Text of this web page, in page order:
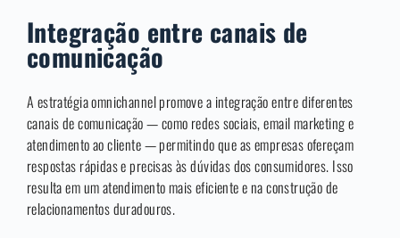
Integração entre canais de
comunicação
A estratégia omnichannel promove a integração entre diferentes
canais de comunicação — como redes sociais, email marketing e
atendimento ao cliente — permitindo que as empresas ofereçam
respostas rápidas e precisas às dúvidas dos consumidores. Isso
resulta em um atendimento mais eficiente e na construção de
relacionamentos duradouros.